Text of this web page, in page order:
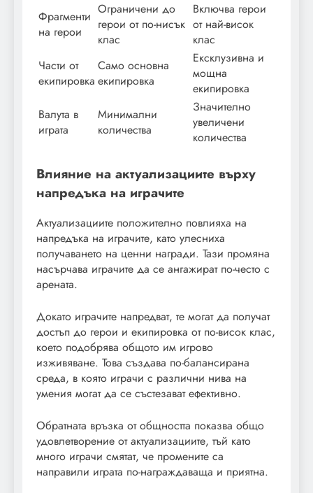
Фрагменти
на герои
Ограничени до
герои от по-нисък
клас
Включва герои
от най-висок
клас
Части от
екипировка
Само основна
екипировка
Ексклузивна и
мощна
екипировка
Валута в
играта
Минимални
количества
Значително
увеличени
количества
Влияние на актуализациите върху
напредъка на играчите
Актуализациите положително повлияха на
напредъка на играчите, като улесниха
получаването на ценни награди. Тази промяна
насърчава играчите да се ангажират по-често с
арената.
Докато играчите напредват, те могат да получат
достъп до герои и екипировка от по-висок клас,
което подобрява общото им игрово
изживяване. Това създава по-балансирана
среда, в която играчи с различни нива на
умения могат да се състезават ефективно.
Обратната връзка от общността показва общо
удовлетворение от актуализациите, тъй като
много играчи смятат, че промените са
направили играта по-награждаваща и приятна.